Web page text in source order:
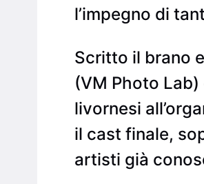
l’impegno di
Scritto il brano
(VM Photo
livornesi
il cast finale,
artisti già